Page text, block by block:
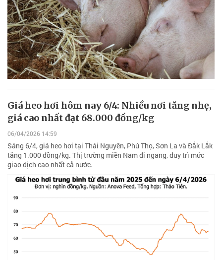
Giá heo hơi hôm nay 6/4: Nhiều nơi tăng nhẹ,
giá cao nhất đạt 68.000 đồng/kg
06/04/2026 14:59
Sáng 6/4, giá heo hơi tại Thái Nguyên, Phú Thọ, Sơn La và Đắk Lắk
tăng 1.000 đồng/kg. Thị trường miền Nam đi ngang, duy trì mức
giao dịch cao nhất cả nước.